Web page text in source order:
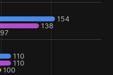
154
138
97
110
110
100